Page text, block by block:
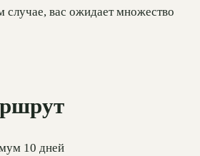
вас ожидает множество
10 дней